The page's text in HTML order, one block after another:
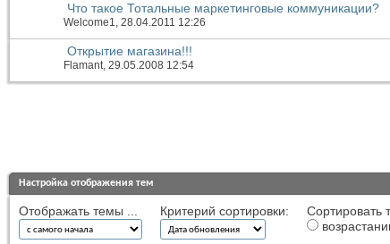
Что такое Тотальные маркетинговые коммуникации?
Welcome1, 28.04.2011 12:26
Открытие магазина!!!
Flamant, 29.05.2008 12:54
Настройка отображения тем
Отображать темы ... Критерий сортировки:
Сортировать